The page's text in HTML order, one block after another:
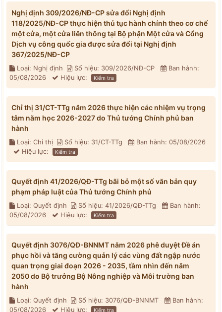
Nghị định 309/2026/NĐ-CP sửa đổi Nghị định
118/2025/NĐ-CP thực hiện thủ tục hành chính theo cơ chế
một cửa, một cửa liên thông tại Bộ phận Một cửa và Cổng
Dịch vụ công quốc gia được sửa đổi tại Nghị định
367/2025/NĐ-CP
Loại: Nghị định Số hiệu: 309/2026/NĐ-CP
Ban hành:
05/08/2026
Hiệu lực: Kiểm tra
Chỉ thị 31/CT-TTg năm 2026 thực hiện các nhiệm vụ trọng
tâm năm học 2026-2027 do Thủ tướng Chính phủ ban
hành
Loại: Chỉ thị Số hiệu: 31/CT-TTg
Ban hành: 05/08/2026
Hiệu lực:
Kiểm tra
Quyết định 41/2026/QĐ-TTg bãi bỏ một số văn bản quy
phạm pháp luật của Thủ tướng Chính phủ
Loại: Quyết định Số hiệu: 41/2026/QĐ-TTg
Ban hành:
05/08/2026
Hiệu lực: Kiểm tra
Quyết định 3076/QĐ-BNNMT năm 2026 phê duyệt Đề án
phục hồi và tăng cường quản lý các vùng đất ngập nước
quan trọng giai đoạn 2026 - 2035, tầm nhìn đến năm
2050 do Bộ trưởng Bộ Nông nghiệp và Môi trường ban
hành
Loại: Quyết định Số hiệu: 3076/QĐ-BNNMT
Ban hành:
05/08/2026
Hiệu lực: Kiểm tra